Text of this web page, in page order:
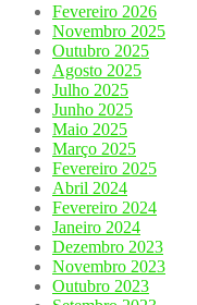
Fevereiro 2026
Novembro 2025
Outubro 2025
Agosto 2025
Julho 2025
Junho 2025
Maio 2025
Março 2025
Fevereiro 2025
Abril 2024
Fevereiro 2024
Janeiro 2024
Dezembro 2023
Novembro 2023
Outubro 2023